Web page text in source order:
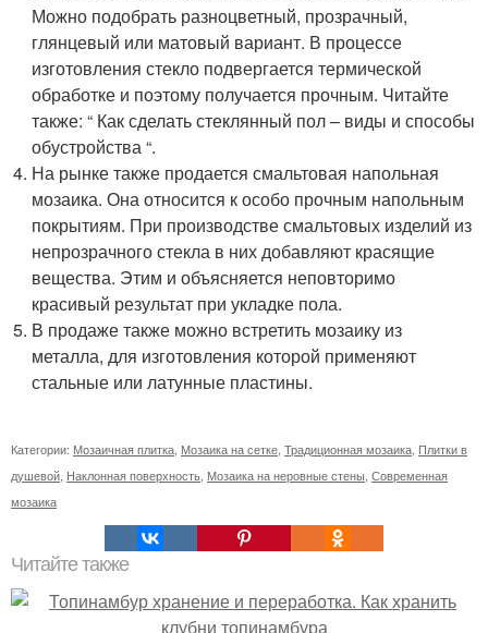
Можно подобрать разноцветный, прозрачный,
глянцевый или матовый вариант. В процессе
изготовления стекло подвергается термической
обработке и поэтому получается прочным. Читайте
также: “ Как сделать стеклянный пол – виды и способы
обустройства “.
На рынке также продается смальтовая напольная
мозаика. Она относится к особо прочным напольным
покрытиям. При производстве смальтовых изделий из
непрозрачного стекла в них добавляют красящие
вещества. Этим и объясняется неповторимо
красивый результат при укладке пола.
В продаже также можно встретить мозаику из
металла, для изготовления которой применяют
стальные или латунные пластины.
Категории: Мозаичная плитка Мозаика на сетке Традиционная мозаика Плитки в
душевой Наклонная поверхность Мозаика на неровные стены Современная
мозаика
Читайте также